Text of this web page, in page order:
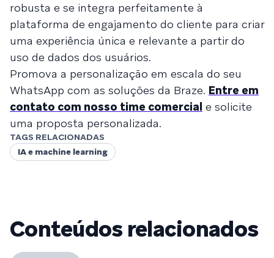
robusta e se integra perfeitamente à
plataforma de engajamento do cliente para criar
uma experiência única e relevante a partir do
uso de dados dos usuários.
Promova a personalização em escala do seu
WhatsApp com as soluções da Braze. Entre em
contato com nosso time comercial e solicite
uma proposta personalizada.
TAGS RELACIONADAS
IA e machine learning
Conteúdos relacionados